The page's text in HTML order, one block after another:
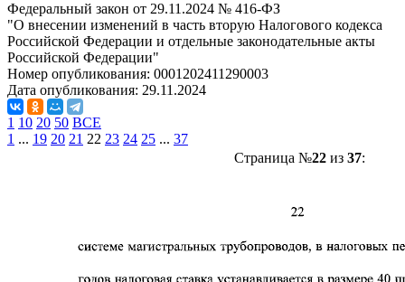
Федеральный закон от 29.11.2024 № 416-ФЗ
"О внесении изменений в часть вторую Налогового кодекса
Российской Федерации и отдельные законодательные акты
Российской Федерации"
Номер опубликования: 0001202411290003
Дата опубликования: 29.11.2024
1 10 20 50 ВСЕ
1 ... 19 20 21 22 23 24 25 ... 37
Страница №22из 37: